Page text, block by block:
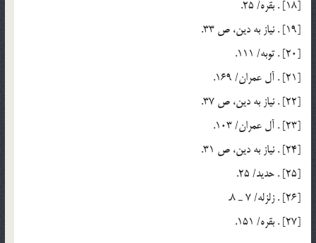
[18] . بقره/ 25.
[19] . نياز به دين، ص 33.
[20] . توبه/ 111.
[21] . آل عمران/ 169.
[22] . نياز به دين، ص 37.
[23] . آل عمران/ 103.
[24] . نياز به دين، ص 31.
[25] . حديد/ 25.
[26] . زلزله/ 7 ـ 8.
[27] . بقره/ 151.